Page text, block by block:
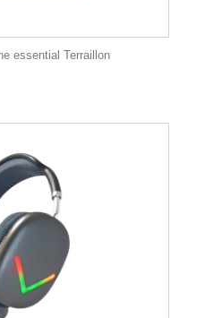
essential Terraillon